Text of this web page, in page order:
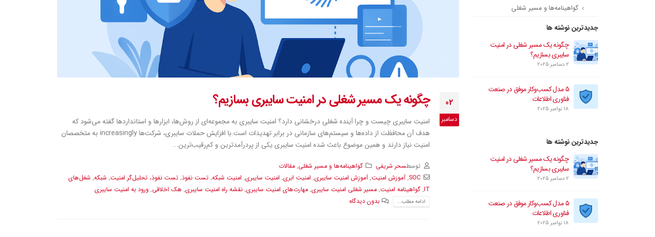
02
دسامبر
چگونه یک مسیر شغلی در امنیت سایبری بسازیم؟
امنیت سایبری چیست و چرا آینده شغلی درخشانی دارد؟ امنیت سایبری به مجموعه‌ای از روش‌ها، ابزارها و استانداردها گفته می‌شود که
هدف آن محافظت از داده‌ها و سیستم‌های سازمانی در برابر تهدیدات است.با افزایش حملات سایبری، شرکت‌ها increasingly به متخصصان
امنیت نیاز دارند و همین موضوع باعث شده امنیت سایبری یکی از پردرآمدترین و کم‌رقیب‌ترین...
توسطسحر شریفی گواهینامه‌ها و مسیر شغلی,مقالات
SOC
,آموزش امنیت,آموزش امنیت سایبری, امنیت ابری, امنیت سایبری, امنیت شبکه, تست نفوذ, تست نفوذ، تحلیل‌گر امنیت, شبکه, شغل‌های
IT
, گواهینامه امنیت, مسیر شغلی امنیت سایبری, مهارت‌های امنیت سایبری, نقشه راه امنیت سایبری, هک اخلاقی, ورود به امنیت سایبری
بدون دیدگاه
ادامه مطلب...
گواهینامه‌ها و مسیر شغلی
جدیدترین نوشته ها
چگونه یک مسیر شغلی در امنیت
سایبری بسازیم؟
2 دسامبر 2025
۵ مدل کسب‌وکار موفق در صنعت
فناوری اطلاعات
18 نوامبر 2025
جدیدترین نوشته ها
چگونه یک مسیر شغلی در امنیت
سایبری بسازیم؟
2 دسامبر 2025
۵ مدل کسب‌وکار موفق در صنعت
فناوری اطلاعات
18 نوامبر 2025